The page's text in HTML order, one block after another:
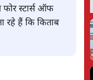
फोर स्टार्स ऑफ
रहे हैं कि किताब